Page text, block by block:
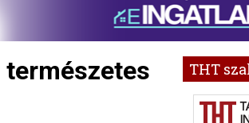
természetes
THT